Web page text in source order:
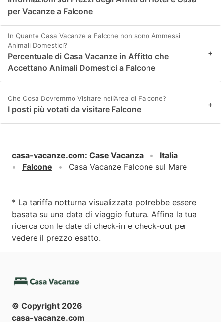
per Vacanze a Falcone
In Quante Casa Vacanze a Falcone non sono Ammessi
Animali Domestici?
Percentuale di Casa Vacanze in Affitto che
Accettano Animali Domestici a Falcone
+
Che Cosa Dovremmo Visitare nell’Area di Falcone?
I posti più votati da visitare Falcone +
casa-vacanze.com: Case Vacanza
Italia
Falcone
Casa Vacanze Falcone sul Mare
* La tariffa notturna visualizzata potrebbe essere
basata su una data di viaggio futura. Affina la tua
ricerca con le date di check-in e check-out per
vedere il prezzo esatto.
© Copyright 2026
casa-vacanze.com